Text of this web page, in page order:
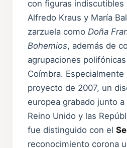
con figuras indiscutibles
Alfredo Kraus y María
zarzuela como Doña
Bohemios, además de
agrupaciones
Coímbra.
proyecto de 2007, un
europea grabado junto
Reino Unido y las
fue distinguido con el
reconocimiento corona